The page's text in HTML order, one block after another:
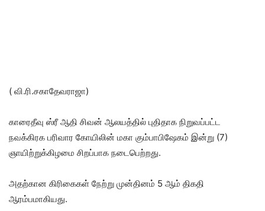
( வி.ரி.சகாதேவராஜா)
காரைதீவு ஸ்ரீ ஆதி சிவன் ஆலயத்தில் புதிதாக நிறுவப்பட்ட
நவக்கிரக பரிவார கோயிலின் மகா கும்பாபிஷேகம் இன்று (7)
ஞாயிற்றுக்கிழமை சிறப்பாக நடைபெற்றது.
அதற்கான கிரிகைகள் நேற்று முன்தினம் 5 ஆம் திகதி
ஆரம்பமாகியது.